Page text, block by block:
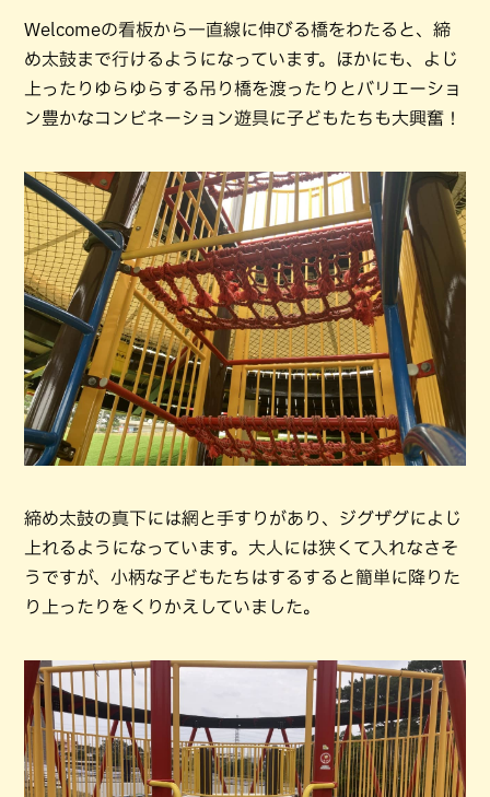
Welcomeの看板から一直線に伸びる橋をわたると、締
め太鼓まで行けるようになっています。ほかにも、よじ
上ったりゆらゆらする吊り橋を渡ったりとバリエーショ
ン豊かなコンビネーション遊具に子どもたちも大興奮！
締め太鼓の真下には網と手すりがあり、ジグザグによじ
上れるようになっています。大人には狭くて入れなさそ
うですが、小柄な子どもたちはするすると簡単に降りた
り上ったりをくりかえしていました。